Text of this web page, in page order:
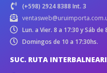
(+598) 2924 8388 Int. 3
Lun. a Vier. 8 a 17:30 y Sáb de
Domingos de 10 a 17:30hs.
SUC. RUTA